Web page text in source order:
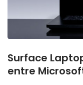
Surface
entre